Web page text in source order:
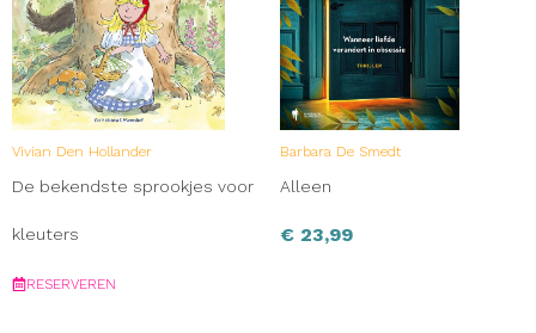
Vivian Den Hollander
De bekendste sprookjes voor
kleuters
RESERVEREN
Barbara De Smedt
Alleen
€ 23,99